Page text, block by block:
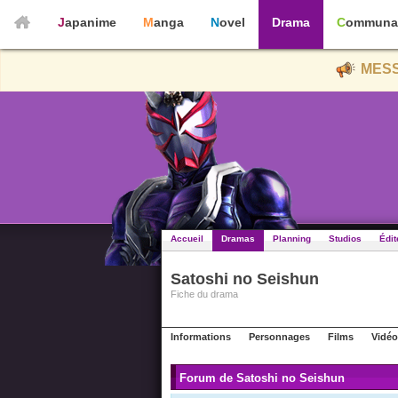
Japanime Manga Novel Drama
Accueil Dramas Planning Studios
Satoshi no Seishun
Fiche du drama
Informations Personnages Films
Forum de Satoshi no Seishun